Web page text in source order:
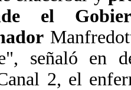
el
señaló en
2, el